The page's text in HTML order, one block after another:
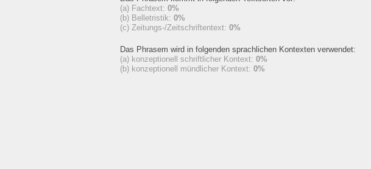
(a) Fachtext: 0%
(b) Belletristik: 0%
(c) Zeitungs-/Zeitschriftentext: 0%
Das Phrasem wird in folgenden sprachlichen Kontexten verwendet:
(a) konzeptionell schriftlicher Kontext: 0%
(b) konzeptionell mündlicher Kontext: 0%